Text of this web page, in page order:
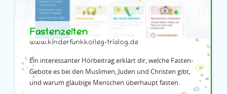
Fastenzeiten
www.kinderfunkkolleg-trialog.de
Ein interessanter Hörbeitrag erklärt dir, welche Fasten-
Gebote es bei den Muslimen, Juden und Christen gibt,
und warum gläubige Menschen überhaupt fasten.